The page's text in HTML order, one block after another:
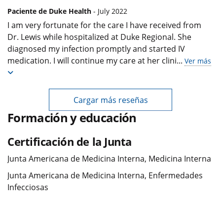
Paciente de Duke Health - July 2022
I am very fortunate for the care I have received from
Dr. Lewis while hospitalized at Duke Regional. She
diagnosed my infection promptly and started IV
medication. I will continue my care at her clini... Ver más
Cargar más reseñas
Formación y educación
Certificación de la Junta
Junta Americana de Medicina Interna, Medicina Interna
Junta Americana de Medicina Interna, Enfermedades
Infecciosas